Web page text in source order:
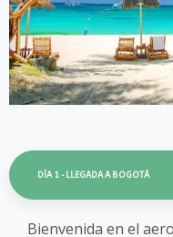
DÍA 1 - LLEGADA A BOGOTÁ
Bienvenida en el